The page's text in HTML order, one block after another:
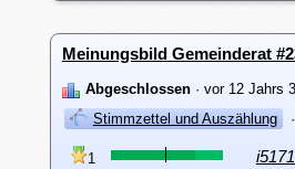
Meinungsbild Gemeinderat
Abgeschlossen· vor 12 Jahrs
Stimmzettel und Auszählung
·
1